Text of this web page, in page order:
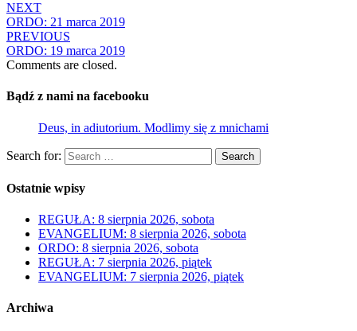
NEXT
ORDO: 21 marca 2019
PREVIOUS
ORDO: 19 marca 2019
Comments are closed.
Bądź z nami na facebooku
Deus, in adiutorium. Modlimy się z mnichami
Search for: Search
Ostatnie wpisy
REGUŁA: 8 sierpnia 2026, sobota
EVANGELIUM: 8 sierpnia 2026, sobota
ORDO: 8 sierpnia 2026, sobota
REGUŁA: 7 sierpnia 2026, piątek
EVANGELIUM: 7 sierpnia 2026, piątek
Archiwa